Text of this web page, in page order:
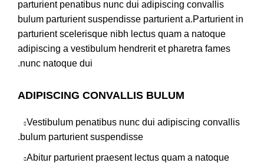
parturient penatibus nunc dui adipiscing convallis
bulum parturient suspendisse parturient a.Parturient in
parturient scelerisque nibh lectus quam a natoque
adipiscing a vestibulum hendrerit et pharetra fames
nunc natoque dui.
ADIPISCING CONVALLIS BULUM
Vestibulum penatibus nunc dui adipiscing convallis
bulum parturient suspendisse.
Abitur parturient praesent lectus quam a natoque